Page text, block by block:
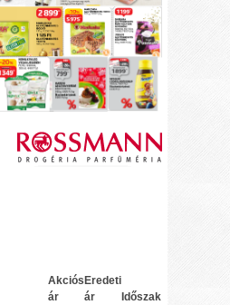
Akciós
ár
Eredeti
ár
Időszak